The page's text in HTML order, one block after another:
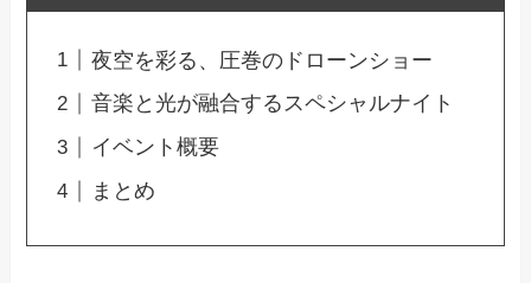
夜空を彩る、圧巻のドローンショー
音楽と光が融合するスペシャルナイト
イベント概要
まとめ